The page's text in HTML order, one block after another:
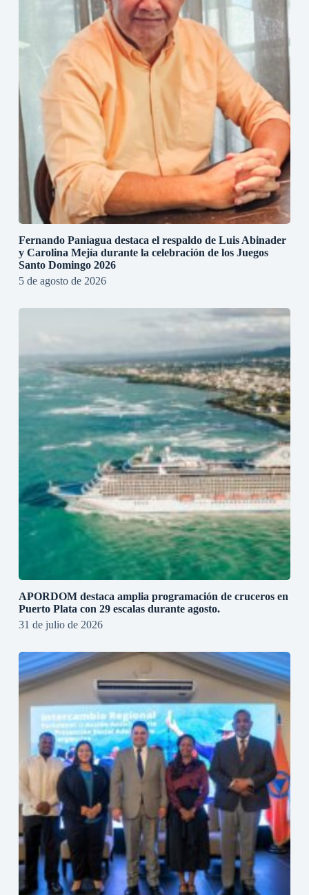
Fernando Paniagua destaca el respaldo de Luis Abinader
y Carolina Mejía durante la celebración de los Juegos
Santo Domingo 2026
5 de agosto de 2026
APORDOM destaca amplia programación de cruceros en
Puerto Plata con 29 escalas durante agosto.
31 de julio de 2026